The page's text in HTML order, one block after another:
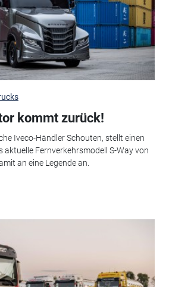
kommt zurück!
Iveco-Händler Schouten, stellt einen
aktuelle Fernverkehrsmodell S-Way von
an eine Legende an.